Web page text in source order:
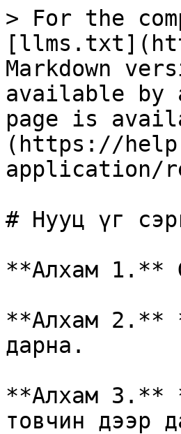
> For the
Markdown
available by
page is
(https://
application/
# Нууц үг
**Алхам 1.**
**Алхам 2.**
дарна.
**Алхам 3.**
товчин дээр